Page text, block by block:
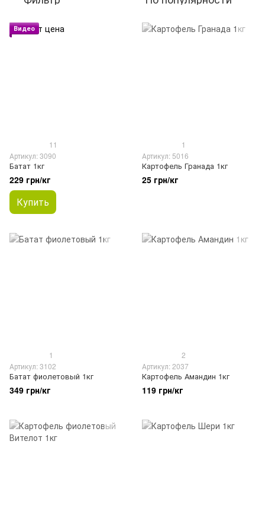
Видео
11
Артикул: 3090
Батат 1кг
229 грн/кг
Купить
1
Артикул: 5016
Картофель Гранада 1кг
25 грн/кг
1
Артикул: 3102
Батат фиолетовый 1кг
349 грн/кг
2
Артикул: 2037
Картофель Амандин 1кг
119 грн/кг